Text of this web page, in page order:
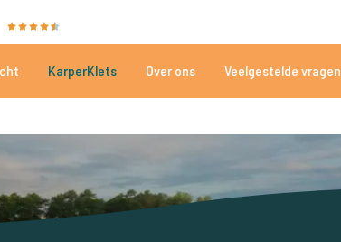
KarperKlets Over ons Veelgestelde vragen